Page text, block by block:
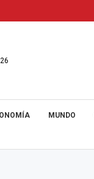
MUNDO